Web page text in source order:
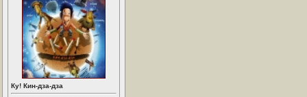
Ку! Кин-дза-дза